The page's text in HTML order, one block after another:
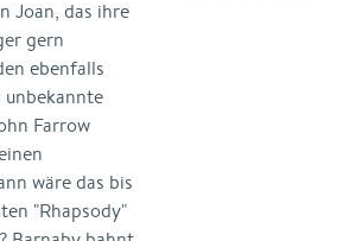
Joan, das ihre
gern
ebenfalls
Farrow
wäre das bis
"Rhapsody"